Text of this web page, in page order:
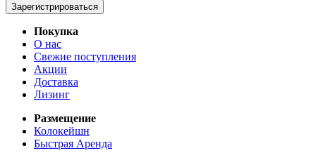
Зарегистрироваться
Покупка
О нас
Свежие поступления
Акции
Доставка
Лизинг
Размещение
Колокейшн
Быстрая Аренда